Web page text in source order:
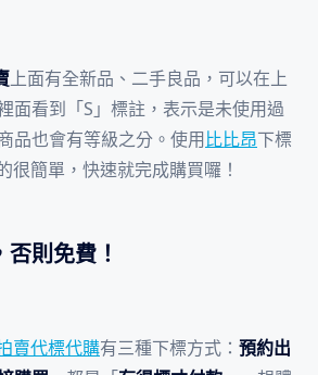
上面有全新品、二手良品，可以在上
面看到「S」標註，表示是未使用過
品也會有等級之分。使用比比昂下標
很簡單，快速就完成購買囉！
則免費！
賣代標代購有三種下標方式： 預約出